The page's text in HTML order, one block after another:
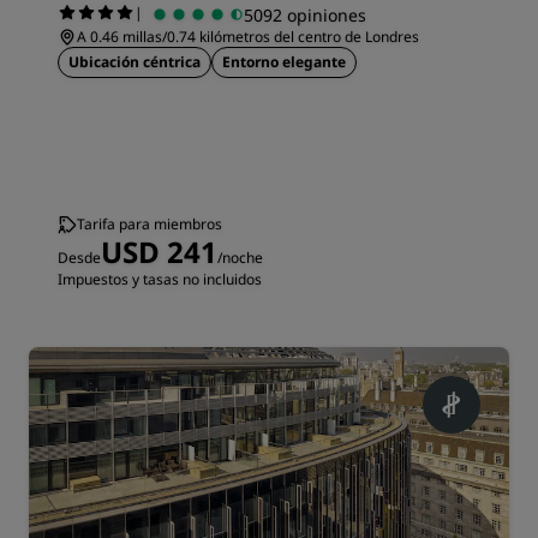
| 5092 opiniones
A 0.46 millas/0.74 kilómetros del centro de Londres
Ubicación céntrica
Entorno elegante
Tarifa para miembros
DesdeUSD 241 /noche
Impuestos y tasas no incluidos